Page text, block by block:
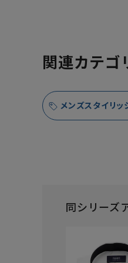
関連カテゴ
メンズスタイリッ
同シリーズ